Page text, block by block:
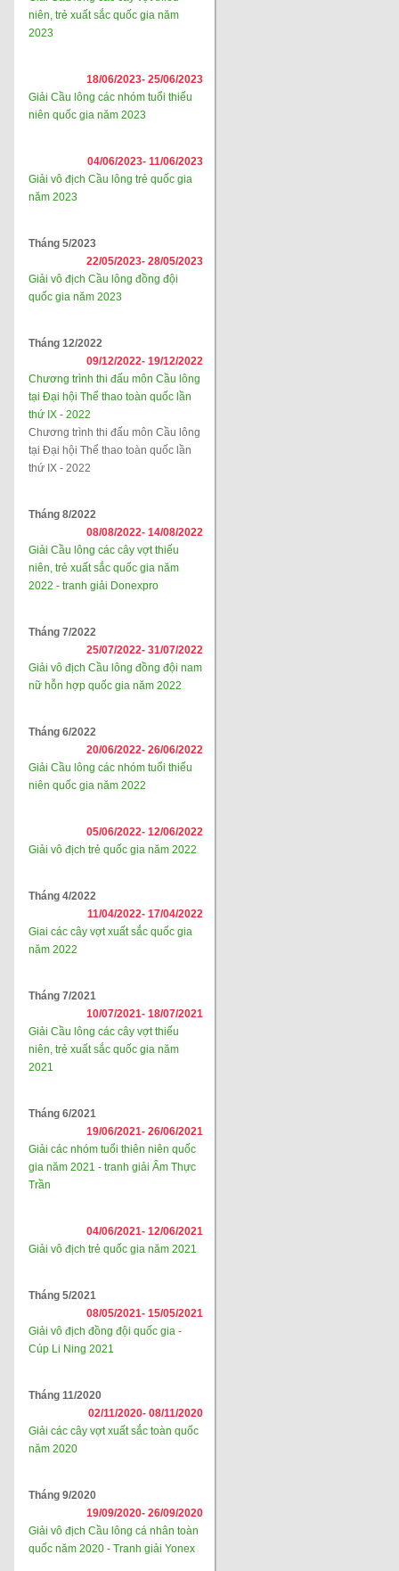
niên, trẻ xuất sắc quốc gia năm
2023
18/06/2023- 25/06/2023
Giải Cầu lông các nhóm tuổi thiếu
niên quốc gia năm 2023
04/06/2023- 11/06/2023
Giải vô địch Cầu lông trẻ quốc gia
năm 2023
Tháng 5/2023
22/05/2023- 28/05/2023
Giải vô địch Cầu lông đồng đội
quốc gia năm 2023
Tháng 12/2022
09/12/2022- 19/12/2022
Chương trình thi đấu môn Cầu lông
tại Đại hội Thể thao toàn quốc lần
thứ IX - 2022
Chương trình thi đấu môn Cầu lông
tại Đại hội Thể thao toàn quốc lần
thứ IX - 2022
Tháng 8/2022
08/08/2022- 14/08/2022
Giải Cầu lông các cây vợt thiếu
niên, trẻ xuất sắc quốc gia năm
2022 - tranh giải Donexpro
Tháng 7/2022
25/07/2022- 31/07/2022
Giải vô địch Cầu lông đồng đội nam
nữ hỗn hợp quốc gia năm 2022
Tháng 6/2022
20/06/2022- 26/06/2022
Giải Cầu lông các nhóm tuổi thiếu
niên quốc gia năm 2022
05/06/2022- 12/06/2022
Giải vô địch trẻ quốc gia năm 2022
Tháng 4/2022
11/04/2022- 17/04/2022
Giai các cây vợt xuất sắc quốc gia
năm 2022
Tháng 7/2021
10/07/2021- 18/07/2021
Giải Cầu lông các cây vợt thiếu
niên, trẻ xuất sắc quốc gia năm
2021
Tháng 6/2021
19/06/2021- 26/06/2021
Giải các nhóm tuổi thiên niên quốc
gia năm 2021 - tranh giải Ẩm Thực
Trần
04/06/2021- 12/06/2021
Giải vô địch trẻ quốc gia năm 2021
Tháng 5/2021
08/05/2021- 15/05/2021
Giải vô địch đồng đội quốc gia -
Cúp Li Ning 2021
Tháng 11/2020
02/11/2020- 08/11/2020
Giải các cây vợt xuất sắc toàn quốc
năm 2020
Tháng 9/2020
19/09/2020- 26/09/2020
Giải vô địch Cầu lông cá nhân toàn
quốc năm 2020 - Tranh giải Yonex